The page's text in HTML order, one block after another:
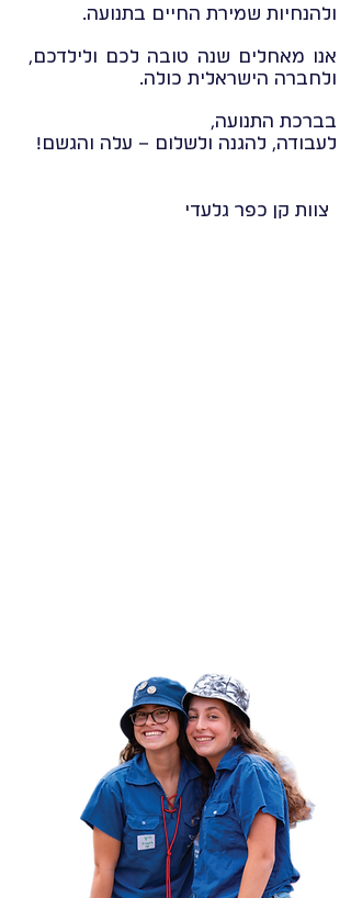
צוות קן כפר גלעדי
ולהנחיות שמירת החיים בתנועה.
אנו מאחלים שנה טובה לכם ולילדכם,
ולחברה הישראלית כולה.
בברכת התנועה,
לעבודה, להגנה ולשלום – עלה והגשם!